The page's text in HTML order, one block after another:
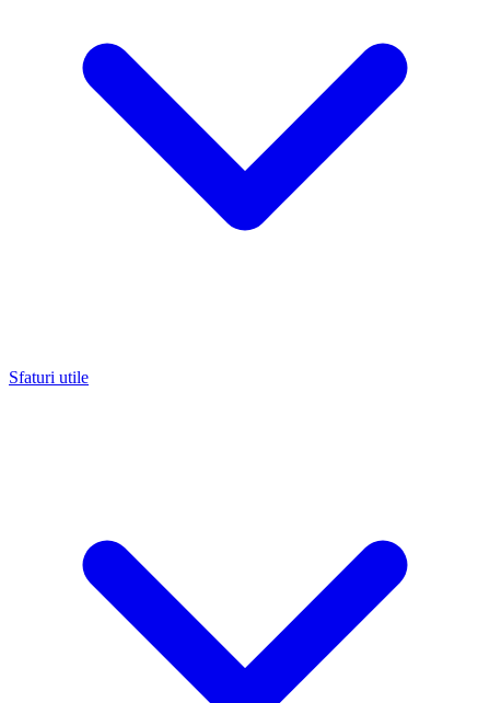
Sfaturi utile